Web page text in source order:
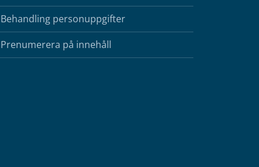
Behandling personuppgifter
Prenumerera på innehåll